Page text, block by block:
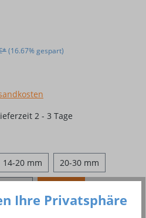
(16.67% gespart)
2 - 3 Tage
14-20 mm 20-30 mm
Ihre Privatsphäre